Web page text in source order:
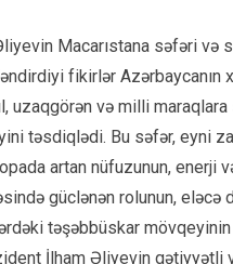
Macarıstana səfəri və
fikirlər Azərbaycanın
uzaqgörən və milli
təsdiqlədi. Bu səfər, eyni
artan nüfuzunun, enerji
güclənən rolunun, eləcə
təşəbbüskar
İlham Əliyevin qətiyyətli